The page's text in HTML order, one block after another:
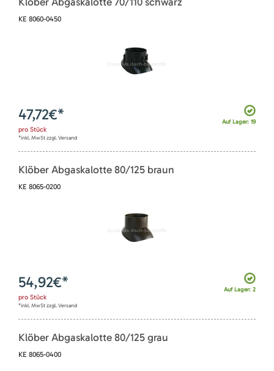
KE 8060-0450
Auf Lager: 19
47,72€*
pro Stück
*inkl. MwSt zzgl. Versand
Klöber Abgaskalotte 80/125 braun
KE 8065-0200
Auf Lager: 2
54,92€*
pro Stück
*inkl. MwSt zzgl. Versand
Klöber Abgaskalotte 80/125 grau
KE 8065-0400